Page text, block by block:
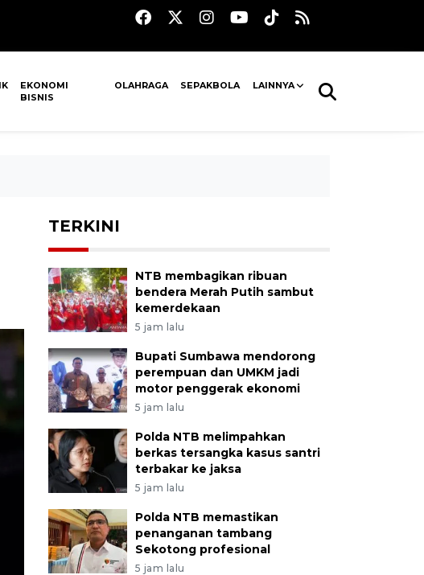
EKONOMI
BISNIS
OLAHRAGA SEPAKBOLA LAINNYA
TERKINI
NTB membagikan ribuan
bendera Merah Putih sambut
kemerdekaan
5 jam lalu
Bupati Sumbawa mendorong
perempuan dan UMKM jadi
motor penggerak ekonomi
5 jam lalu
Polda NTB melimpahkan
berkas tersangka kasus santri
terbakar ke jaksa
5 jam lalu
Polda NTB memastikan
penanganan tambang
Sekotong profesional
5 jam lalu